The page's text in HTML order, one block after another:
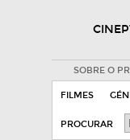
SOBRE O
FILMES
PROCURAR